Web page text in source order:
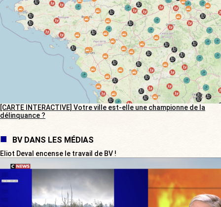
[CARTE INTERACTIVE] Votre ville est-elle une championne de la
délinquance ?
BV DANS LES MÉDIAS
Eliot Deval encense le travail de BV !